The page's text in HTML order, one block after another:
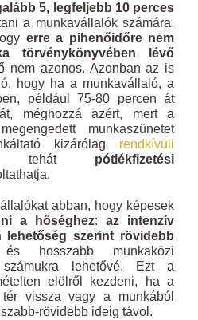
5, legfeljebb 10 perces
a munkavállalók számára.
erre a pihenőidőre nem
törvénykönyvében lévő
nem azonos. Azonban az is
hogy ha a munkavállaló, a
például 75-80 percen át
méghozzá azért, mert a
munkaszünetet
kizárólag rendkívüli
pótlékfizetési
abban, hogy képesek
a hőséghez: az intenzív
lehetőség szerint rövidebb
hosszabb munkaközi
számukra lehetővé. Ezt a
elölről kezdeni, ha a
vissza vagy a munkából
rövidebb ideig távol.